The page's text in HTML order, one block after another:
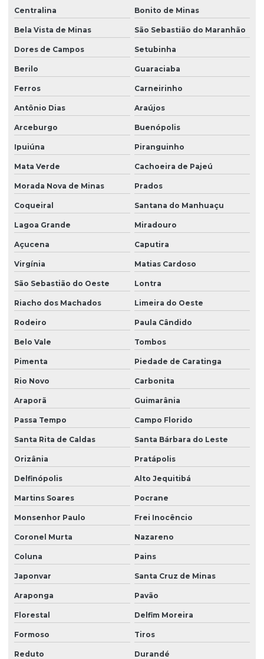
Centralina Bonito de Minas
Bela Vista de Minas São Sebastião do Maranhão
Dores de Campos Setubinha
Berilo Guaraciaba
Ferros Carneirinho
Antônio Dias Araújos
Arceburgo Buenópolis
Ipuiúna Piranguinho
Mata Verde Cachoeira de Pajeú
Morada Nova de Minas Prados
Coqueiral Santana do Manhuaçu
Lagoa Grande Miradouro
Açucena Caputira
Virgínia Matias Cardoso
São Sebastião do Oeste Lontra
Riacho dos Machados Limeira do Oeste
Rodeiro Paula Cândido
Belo Vale Tombos
Pimenta Piedade de Caratinga
Rio Novo Carbonita
Araporã Guimarânia
Passa Tempo Campo Florido
Santa Rita de Caldas Santa Bárbara do Leste
Orizânia Pratápolis
Delfinópolis Alto Jequitibá
Martins Soares Pocrane
Monsenhor Paulo Frei Inocêncio
Coronel Murta Nazareno
Coluna Pains
Japonvar Santa Cruz de Minas
Araponga Pavão
Florestal Delfim Moreira
Formoso Tiros
Reduto Durandé